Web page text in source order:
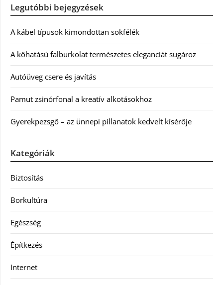
Legutóbbi bejegyzések
A kábel típusok kimondottan sokfélék
A kőhatású falburkolat természetes eleganciát sugároz
Autóüveg csere és javítás
Pamut zsinórfonal a kreatív alkotásokhoz
Gyerekpezsgő – az ünnepi pillanatok kedvelt kísérője
Kategóriák
Biztosítás
Borkultúra
Egészség
Építkezés
Internet